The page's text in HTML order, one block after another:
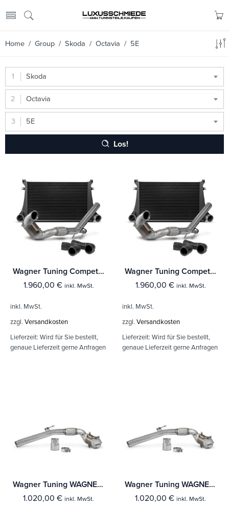
Home / Group / Skoda / Octavia / 5E
Skoda
Octavia
5E
Los!
Wagner Tuning Competition Paket VAG 2,0TSI Gen3 fwd
1.960,00 € inkl. MwSt.
inkl. MwSt.
zzgl. Versandkosten
Lieferzeit: Wird für Sie bestellt,
genaue Lieferzeit gerne Anfragen
Wagner Tuning Competition Paket VAG 2,0TSI Gen3 fwd
1.960,00 € inkl. MwSt.
inkl. MwSt.
zzgl. Versandkosten
Lieferzeit: Wird für Sie bestellt,
genaue Lieferzeit gerne Anfragen
Wagner Tuning WAGNER Downpipe für VAG 1,8-2,0TSI (Frontantrieb) OPF-Modelle
1.020,00 € inkl. MwSt.
Wagner Tuning WAGNER Downpipe für VAG 1,8-2,0TSI (Frontantrieb) OPF-Modelle
1.020,00 € inkl. MwSt.